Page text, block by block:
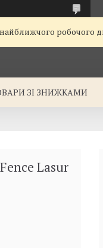
робочого
ЗІ ЗНИЖКАМИ
Lasur